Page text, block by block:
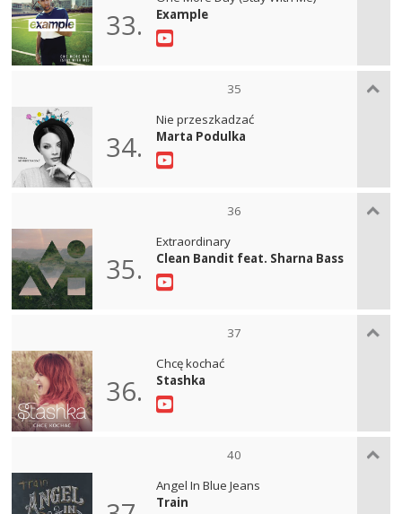
33.
Example
35
34.
Nie przeszkadzać
Marta Podulka
36
35.
Extraordinary
Clean Bandit feat. Sharna Bass
37
36.
Chcę kochać
Stashka
40
Angel In Blue Jeans
Train